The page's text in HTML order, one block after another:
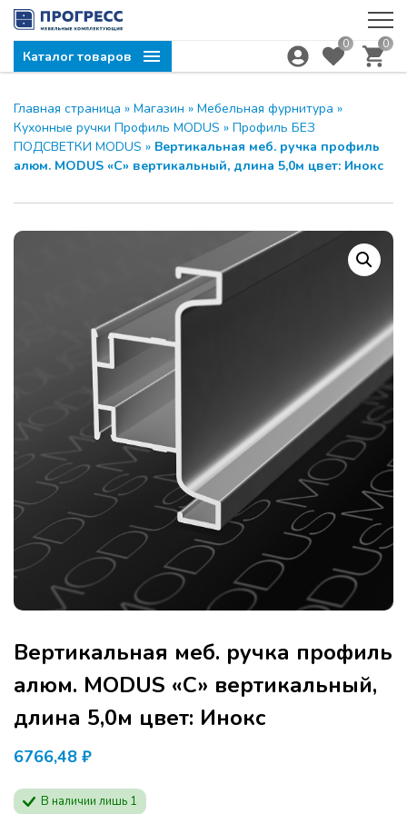
Каталог товаров
0 0
Главная страница » Магазин » Мебельная фурнитура »
Кухонные ручки Профиль MODUS » Профиль БЕЗ
ПОДСВЕТКИ MODUS » Вертикальная меб. ручка профиль
алюм. MODUS «С» вертикальный, длина 5,0м цвет: Инокс
Вертикальная меб. ручка профиль
алюм. MODUS «С» вертикальный,
длина 5,0м цвет: Инокс
6766,48 ₽
В наличии лишь 1